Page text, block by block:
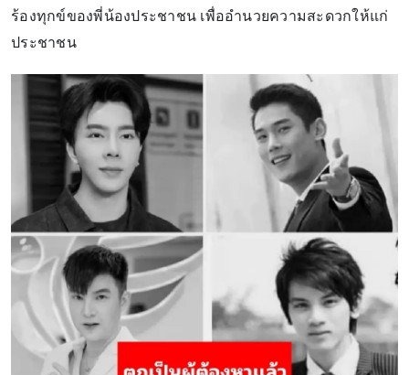
ร้องทุกข์ของพี่น้องประชาชน เพื่ออำนวยความสะดวกให้แก่
ประชาชน